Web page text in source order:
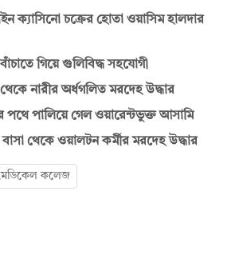
ক্যাসিনো চক্রের হোতা ওয়াসিম হালদার
গিয়ে গুলিবিদ্ধ সহযোগী
নারীর অর্ধগলিত মরদেহ উদ্ধার
পালিয়ে গেল ওয়ারেন্টভুক্ত আসামি
থেকে ওয়ালটন কর্মীর মরদেহ উদ্ধার
কলেজ